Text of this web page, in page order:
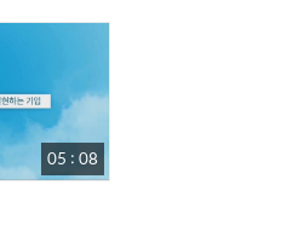
05 : 08